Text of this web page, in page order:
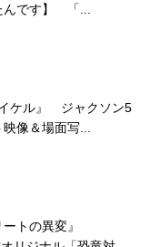
んです】 「...
ケル』 ジャクソン5
像＆場面写...
トの異変』